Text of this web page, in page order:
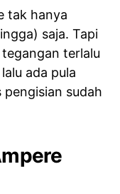
tak hanya
saja. Tapi
terlalu
ada pula
sudah